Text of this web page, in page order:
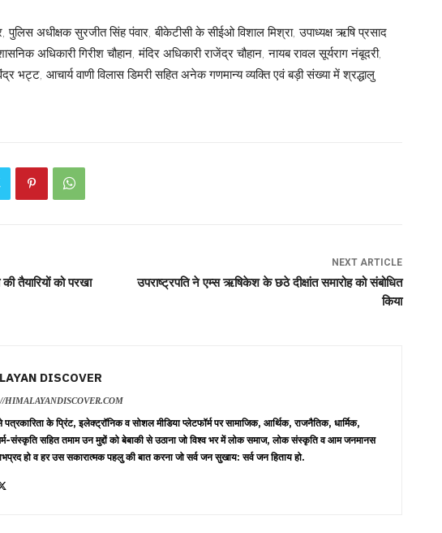
पुलिस अधीक्षक सुरजीत सिंह पंवार, बीकेटीसी के सीईओ विशाल मिश्रा, उपाध्यक्ष ऋषि प्रसाद
अधिकारी गिरीश चौहान, मंदिर अधिकारी राजेंद्र चौहान, नायब रावल सूर्यराग नंबूदरी,
भट्ट, आचार्य वाणी विलास डिमरी सहित अनेक गणमान्य व्यक्ति एवं बड़ी संख्या में श्रद्धालु
तैयारियों को परखा
NEXT ARTICLE
उपराष्ट्रपति ने एम्स ऋषिकेश के छठे दीक्षांत समारोह को संबोधित
किया
DISCOVER
HIMALAYANDISCOVER.COM
पत्रकारिता के प्रिंट, इलेक्ट्रॉनिक व सोशल मीडिया प्लेटफॉर्म पर सामाजिक, आर्थिक, राजनैतिक, धार्मिक,
संस्कृति सहित तमाम उन मुद्दों को बेबाकी से उठाना जो विश्व भर में लोक समाज, लोक संस्कृति व आम जनमानस
हो व हर उस सकारात्मक पहलु की बात करना जो सर्व जन सुखाय: सर्व जन हिताय हो.